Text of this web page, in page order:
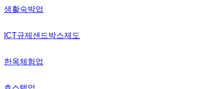
생활숙박업
ICT규제샌드박스제도
한옥체험업